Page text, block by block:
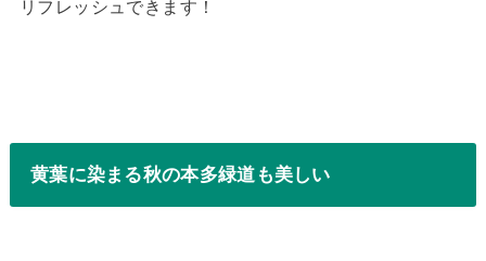
リフレッシュできます！
黄葉に染まる秋の本多緑道も美しい